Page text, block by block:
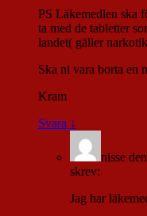
PS Läkemedlen ska
ta med de tabletter
landet( gäller
Ska ni vara borta en
Kram
Svara ↓
nisse den
skrev:
Jag har